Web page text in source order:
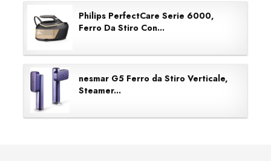
Philips PerfectCare Serie 6000,
Ferro Da Stiro Con...
nesmar G5 Ferro da Stiro Verticale,
Steamer...